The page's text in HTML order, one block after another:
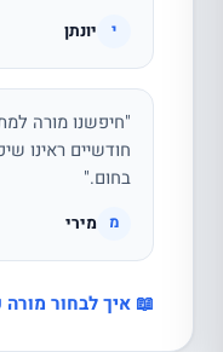
י יונתן
"חיפשנו מורה
חודשיים ראינו
בחום."
מ מירי
📖 איך לבחור